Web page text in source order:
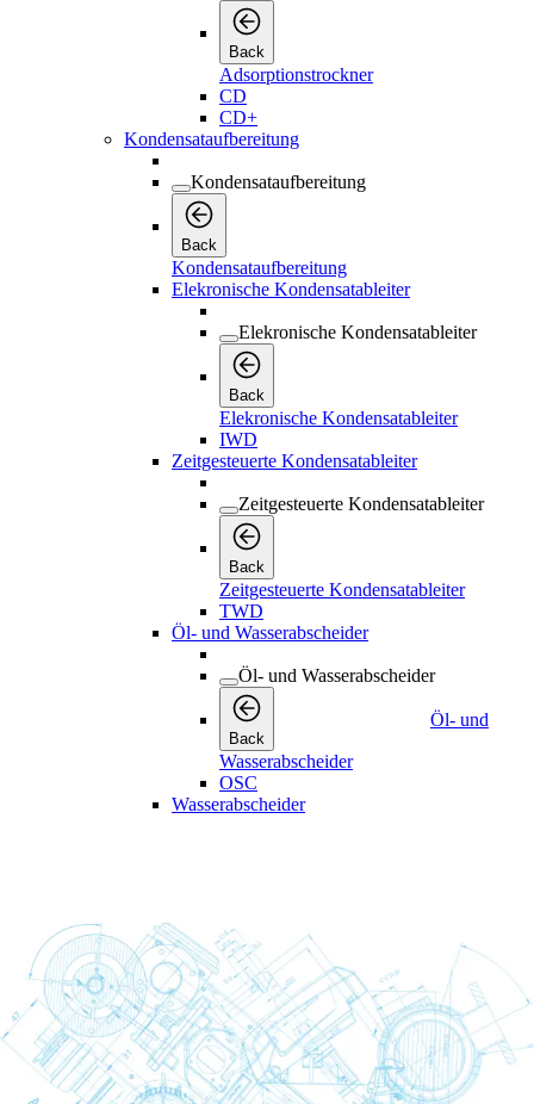
Back
Adsorptionstrockner
CD
CD+
Kondensataufbereitung
Kondensataufbereitung
Back
Kondensataufbereitung
Elekronische Kondensatableiter
Elekronische Kondensatableiter
Back
Elekronische Kondensatableiter
IWD
Zeitgesteuerte Kondensatableiter
Zeitgesteuerte Kondensatableiter
Back
Zeitgesteuerte Kondensatableiter
TWD
Öl- und Wasserabscheider
Öl- und Wasserabscheider
Back
Öl- und
Wasserabscheider
OSC
Wasserabscheider
Wasserabscheider
WSD
Druckluftfilter
Druckluftfilter
Back
Druckluftfilter